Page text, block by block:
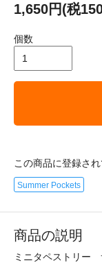
1,650円(税
個数
この商品に登録さ
Summer Pockets
商品の説明
ミニタペストリ